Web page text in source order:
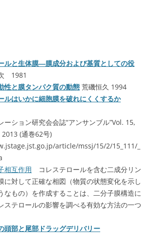
ルと生体膜―膜成分および基質としての役
1981
性と膜タンパク質の動態 荒磯恒久 1994
ルはいかに細胞膜を破れにくくするか
ーション研究会会誌“アンサンブル”Vol. 15,
(通巻62号)
article/mssj/15/2/15_111/_
相互作用 コレステロールを含む二成分リン
に対して正確な相図（物質の状態変化を示し
なもの）を作成することは、二分子膜構造に
ステロールの影響を調べる有効な方法の一つ
頭部と尾部ドラッグデリバリー